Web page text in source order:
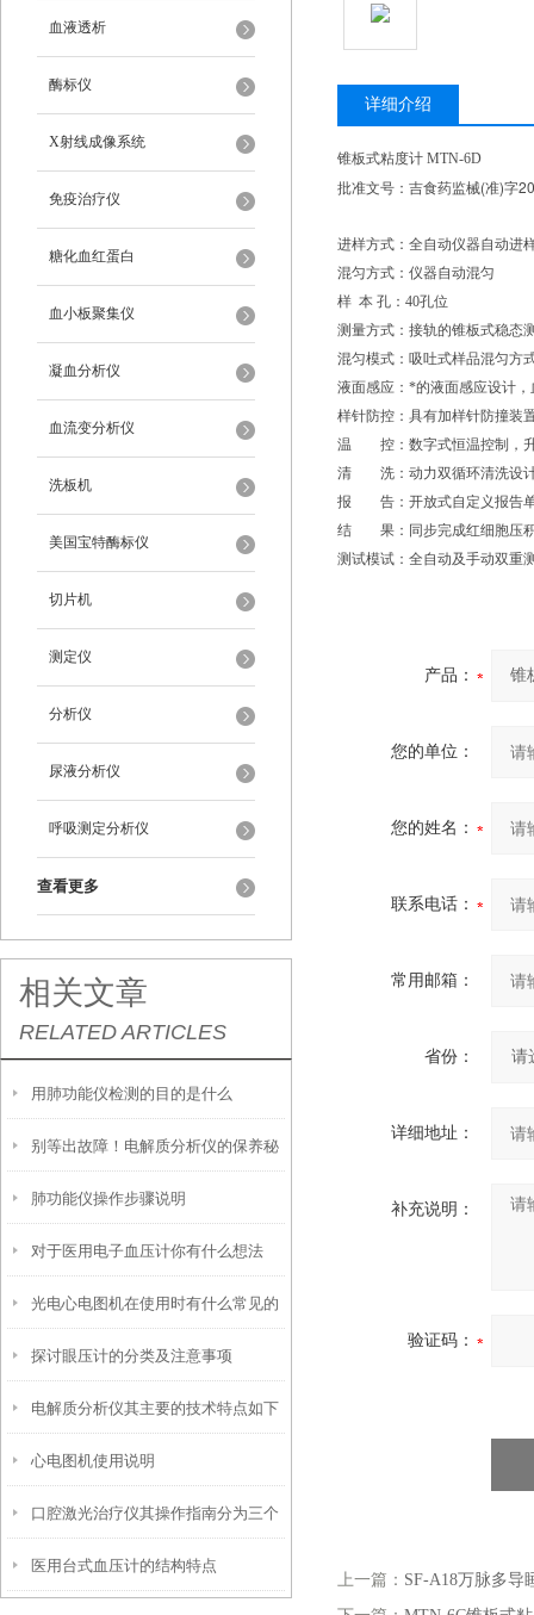
血液透析
酶标仪
X射线成像系统
免疫治疗仪
糖化血红蛋白
血小板聚集仪
凝血分析仪
血流变分析仪
洗板机
美国宝特酶标仪
切片机
测定仪
分析仪
尿液分析仪
呼吸测定分析仪
查看更多
相关文章
RELATED ARTICLES
用肺功能仪检测的目的是什么
别等出故障！电解质分析仪的保养秘
诀，早掌握少踩坑
肺功能仪操作步骤说明
对于医用电子血压计你有什么想法
呢？
光电心电图机在使用时有什么常见的
问题呢？
探讨眼压计的分类及注意事项
电解质分析仪其主要的技术特点如下
心电图机使用说明
口腔激光治疗仪其操作指南分为三个
阶段
医用台式血压计的结构特点
详细介绍
锥板式粘度计 MTN-6D
批准文号：吉食药监械(准)字
进样方式：全自动仪器自动进
混匀方式：仪器自动混匀
样 本 孔：40孔位
测量方式：接轨的锥板式稳态
混匀模式：吸吐式样品混匀方
液面感应：*的液面感应设计
样针防控：具有加样针防撞装
温 控：数字式恒温控制，升
清 洗：动力双循环清洗设计
报 告：开放式自定义报告单
结 果：同步完成红细胞压积
测试模试：全自动及手动双重
产品：
您的单位：
您的姓名：
联系电话：
常用邮箱：
省份：
详细地址：
补充说明：
验证码：
上一篇： SF-A18万脉多导